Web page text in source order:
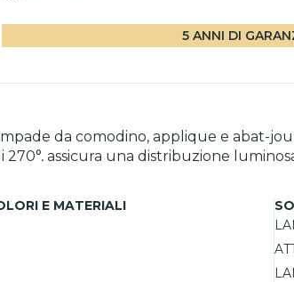
5 ANNI DI
da comodino, applique e abat-
assicura una distribuzione
estesa di circa 30.000 ore,
ambienti, rendendo confortevole la
E MATERIALI